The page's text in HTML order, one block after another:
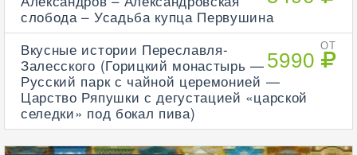
слобода – Усадьба купца Первушина
ОТ
5990
Вкусные истории Переславля-
Залесского (Горицкий монастырь —
Русский парк с чайной церемонией —
Царство Ряпушки с дегустацией «царской
селедки» под бокал пива)